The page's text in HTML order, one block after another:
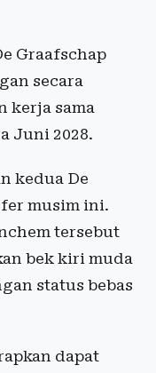
Graafschap
secara
kerja sama
Juni 2028.
kedua De
musim ini.
tersebut
bek kiri muda
status bebas
dapat